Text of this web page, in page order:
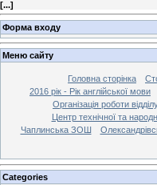
[...]
Форма входу
Меню сайту
Головна сторінка
2016 рік - Рік англійської мови
Організація роботи
Центр технічної та
Чаплинська ЗОШ
Categories